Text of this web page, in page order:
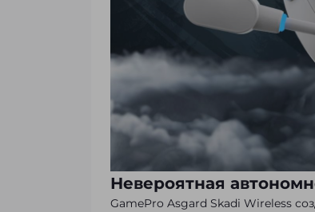
Невероятная
GamePro Asgard Skadi Wireless